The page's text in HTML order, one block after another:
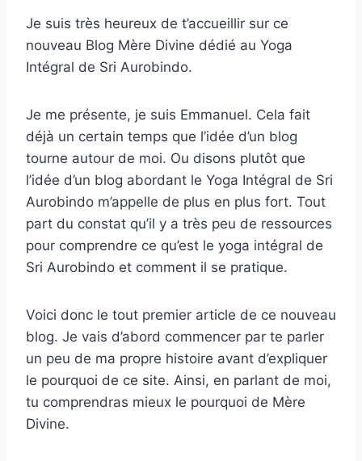
Je suis très heureux de t’accueillir sur ce
nouveau Blog Mère Divine dédié au Yoga
Intégral de Sri Aurobindo.
Je me présente, je suis Emmanuel. Cela fait
déjà un certain temps que l’idée d’un blog
tourne autour de moi. Ou disons plutôt que
l’idée d’un blog abordant le Yoga Intégral de Sri
Aurobindo m’appelle de plus en plus fort. Tout
part du constat qu’il y a très peu de ressources
pour comprendre ce qu’est le yoga intégral de
Sri Aurobindo et comment il se pratique.
Voici donc le tout premier article de ce nouveau
blog. Je vais d’abord commencer par te parler
un peu de ma propre histoire avant d’expliquer
le pourquoi de ce site. Ainsi, en parlant de moi,
tu comprendras mieux le pourquoi de Mère
Divine.